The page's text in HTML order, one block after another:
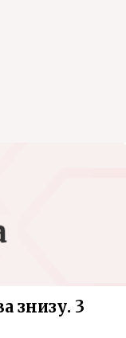
знизу. 3